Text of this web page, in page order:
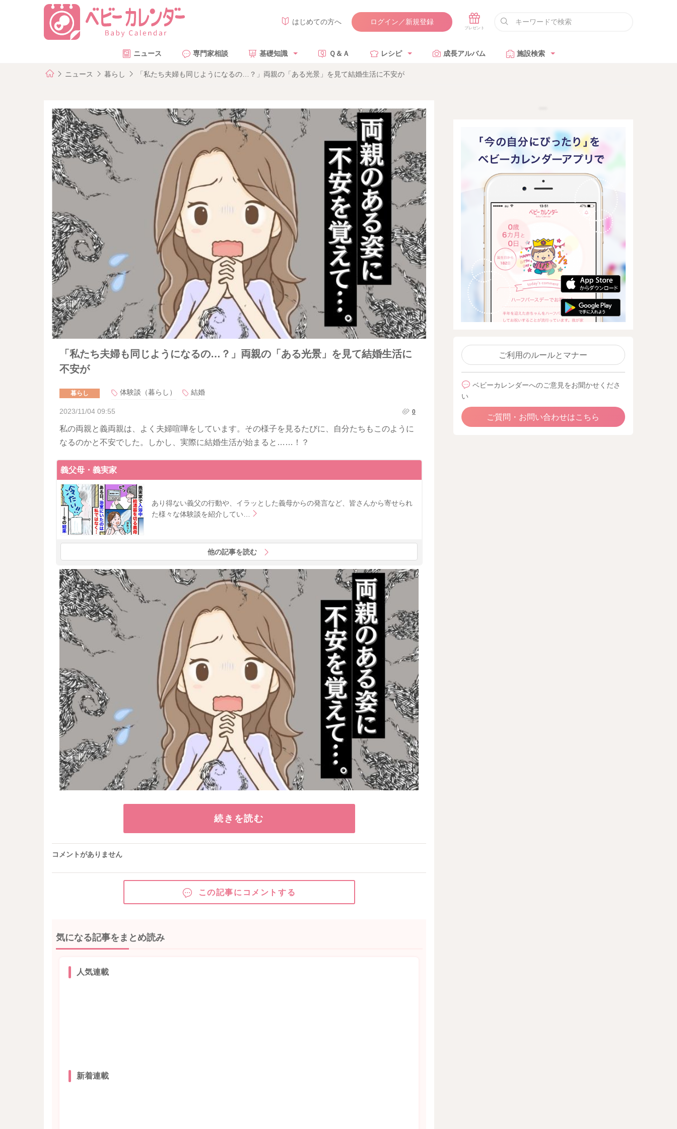
はじめての方へ ログイン／新規登録
ニュース 専門家相談 基礎知識 Ｑ＆Ａ レシピ 成長アルバム 施設検索
ニュース 暮らし 「私たち夫婦も同じようになるの…？」両親の「ある光景」を見て結婚生活に不安が
「私たち夫婦も同じようになるの…？」両親の「ある光景」を見て結婚生活に
不安が
暮らし 体験談（暮らし） 結婚
2023/11/04 09:55 0
私の両親と義両親は、よく夫婦喧嘩をしています。その様子を見るたびに、自分たちもこのように
なるのかと不安でした。しかし、実際に結婚生活が始まると……！？
義父母・義実家
あり得ない義父の行動や、イラッとした義母からの発言など、皆さんから寄せられ
た様々な体験談を紹介してい…
他の記事を読む
続きを読む
コメントがありません
この記事にコメントする
気になる記事をまとめ読み
人気連載
新着連載
ご利用のルールとマナー
ベビーカレンダーへのご意見をお聞かせくださ
い
ご質問・お問い合わせはこちら